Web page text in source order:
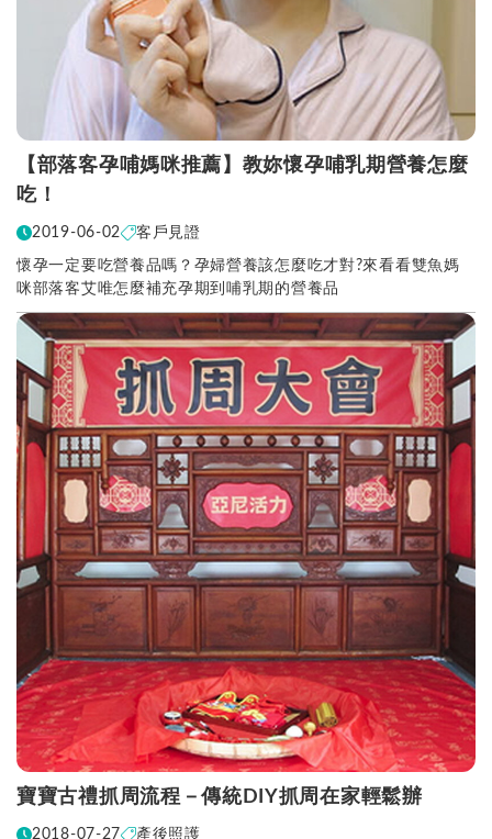
【部落客孕哺媽咪推薦】教妳懷孕哺乳期營養怎麼
吃！
2019-06-02 客戶見證
懷孕一定要吃營養品嗎？孕婦營養該怎麼吃才對?來看看雙魚媽
咪部落客艾唯怎麼補充孕期到哺乳期的營養品
寶寶古禮抓周流程－傳統DIY抓周在家輕鬆辦
2018-07-27 產後照護